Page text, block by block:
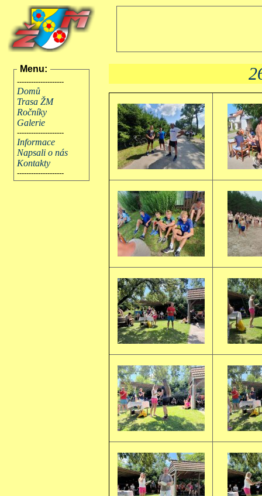
Menu:
--------------------
Domů
Trasa ŽM
Ročníky
Galerie
--------------------
Informace
Napsali o nás
Kontakty
--------------------